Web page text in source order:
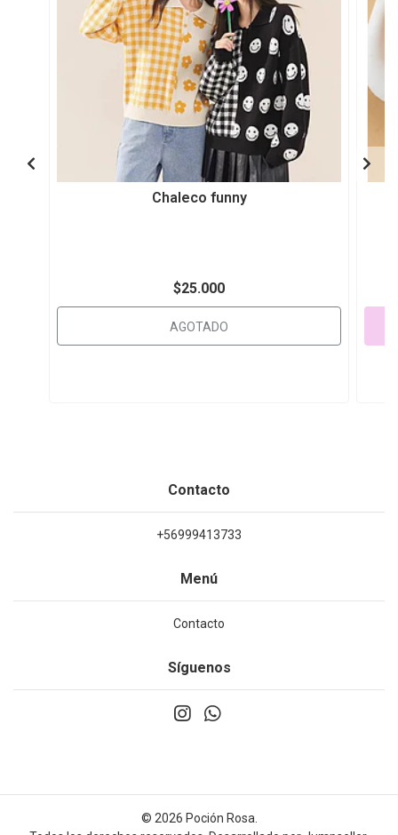
Chaleco funny
$25.000
AGOTADO
Contacto
+56999413733
Menú
Contacto
Síguenos
© 2026 Poción Rosa.